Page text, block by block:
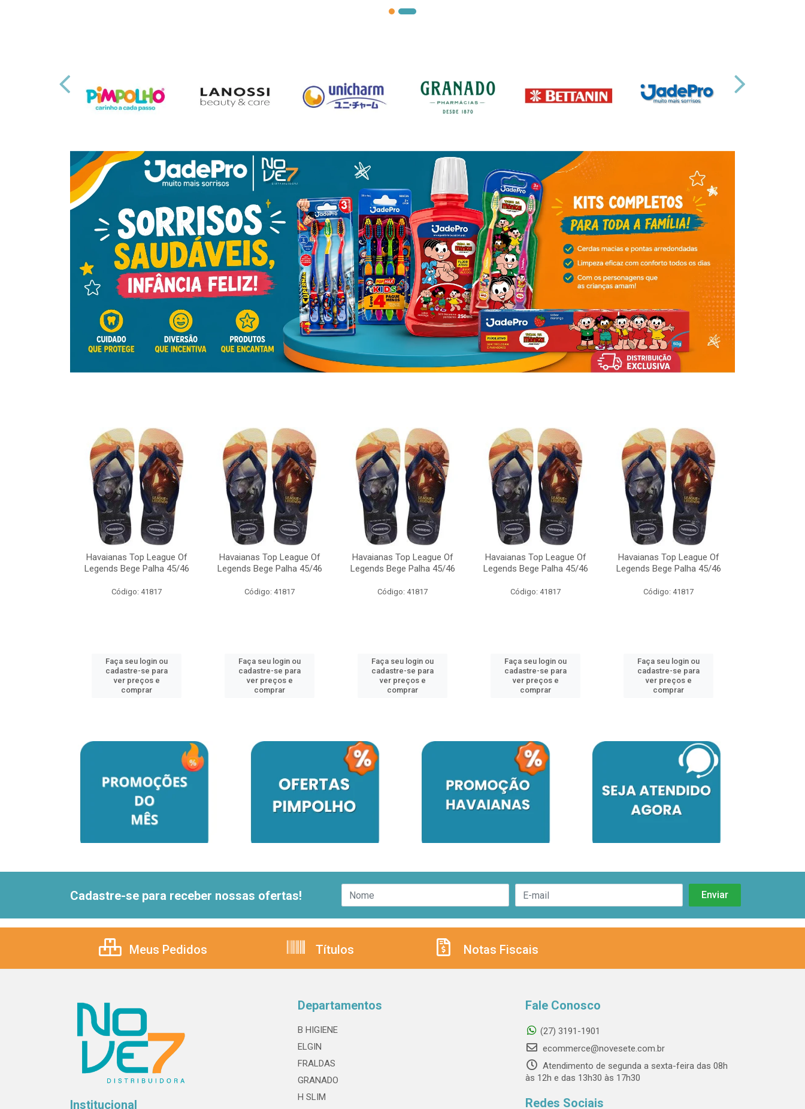
Havaianas Top League Of
Legends Bege Palha 45/46
Código: 41817
Faça seu login ou
cadastre-se para
ver preços e
comprar
Havaianas Top League Of
Legends Bege Palha 45/46
Código: 41817
Faça seu login ou
cadastre-se para
ver preços e
comprar
Havaianas Top League Of
Legends Bege Palha 45/46
Código: 41817
Faça seu login ou
cadastre-se para
ver preços e
comprar
Havaianas Top League Of
Legends Bege Palha 45/46
Código: 41817
Faça seu login ou
cadastre-se para
ver preços e
comprar
Havaianas Top League Of
Legends Bege Palha 45/46
Código: 41817
Faça seu login ou
cadastre-se para
ver preços e
comprar
Cadastre-se para receber nossas ofertas!
Meus Pedidos Títulos Notas Fiscais
Institucional
Departamentos
B HIGIENE
ELGIN
FRALDAS
GRANADO
H SLIM
Fale Conosco
(27) 3191-1901
ecommerce@novesete.com.br
Atendimento de segunda a sexta-feira das 08h
às 12h e das 13h30 às 17h30
Redes Sociais